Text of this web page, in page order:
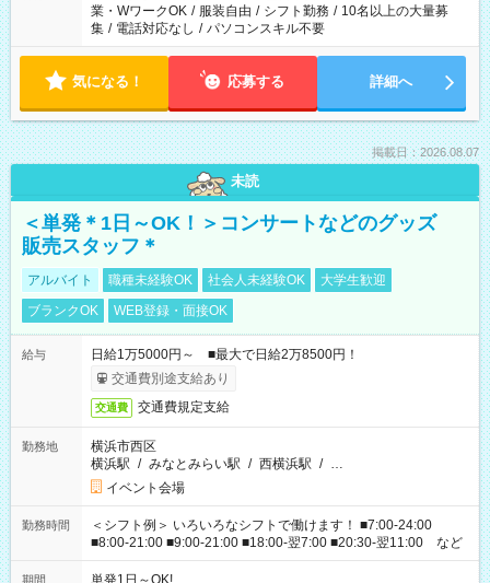
業・WワークOK / 服装自由 / シフト勤務 / 10名以上の大量募
集 / 電話対応なし / パソコンスキル不要
気になる！ 応募する 詳細へ
掲載日：2026.08.07
未読
＜単発＊1日～OK！＞コンサートなどのグッズ
販売スタッフ＊
アルバイト 職種未経験OK 社会人未経験OK
大学生歓迎
ブランクOK
WEB登録・面接OK
給与
日給1万5000円～ ■最大で日給2万8500円！
交通費別途支給あり
交通費 交通費規定支給
勤務地
横浜市西区
横浜駅 / みなとみらい駅 / 西横浜駅 / …
イベント会場
勤務時間
＜シフト例＞ いろいろなシフトで働けます！ ■7:00-24:00
■8:00-21:00 ■9:00-21:00 ■18:00-翌7:00 ■20:30-翌11:00 など
期間 単発1日～OK!